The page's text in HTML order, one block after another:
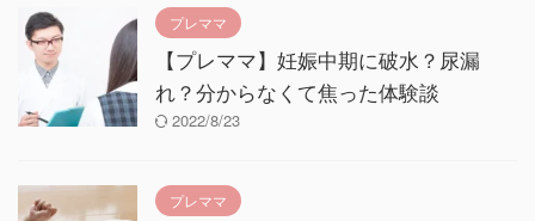
プレママ
【プレママ】妊娠中期に破水？尿漏
れ？分からなくて焦った体験談
2022/8/23
プレママ